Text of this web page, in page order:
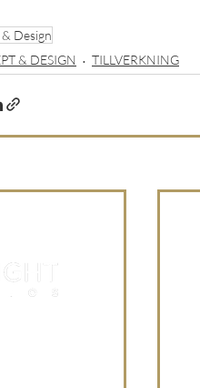
Design
& DESIGN
TILLVERKNING